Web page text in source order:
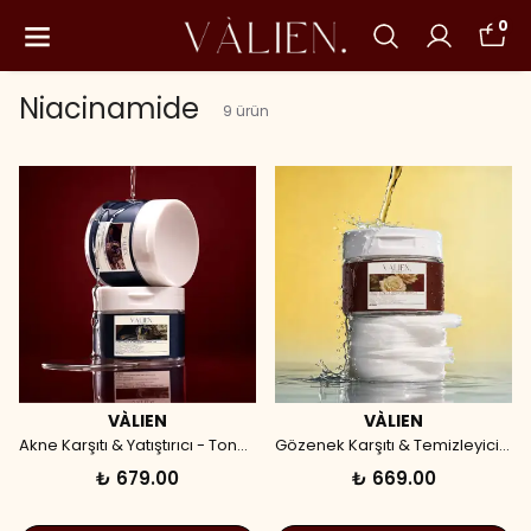
0
Niacinamide 9 ürün
VÀLIEN
Akne Karşıtı & Yatıştırıcı - Toner Pad (60 Adet)
₺ 679.00
VÀLIEN
Gözenek Karşıtı & Temizleyici - Toner Pad (60 Adet)
₺ 669.00